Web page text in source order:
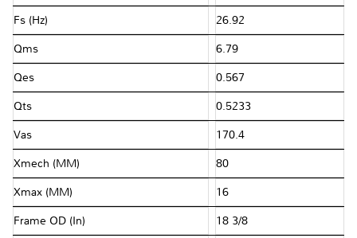
Fs (Hz) 26.92
Qms 6.79
Qes 0.567
Qts 0.5233
Vas 170.4
Xmech (MM) 80
Xmax (MM) 16
Frame OD (In) 18 3/8